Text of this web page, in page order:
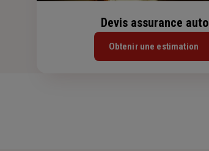
Devis assurance auto
Obtenir une estimation